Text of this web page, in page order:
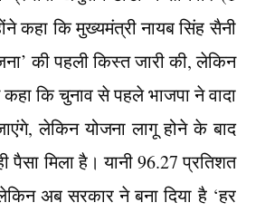
कहा कि मुख्यमंत्री नायब सिंह सैनी
की पहली किस्त जारी की, लेकिन
कि चुनाव से पहले भाजपा ने वादा
लेकिन योजना लागू होने के बाद
मिला है। यानी 96.27 प्रतिशत
अब सरकार ने बना दिया है ‘हर